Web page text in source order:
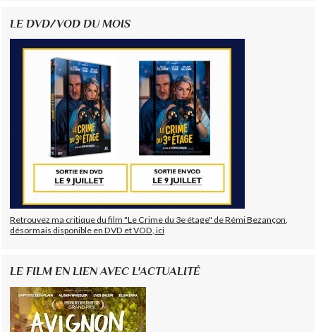
LE DVD/VOD DU MOIS
Retrouvez ma critique du film "Le Crime du 3e étage" de Rémi Bezançon,
désormais disponible en DVD et VOD, ici
LE FILM EN LIEN AVEC L'ACTUALITÉ